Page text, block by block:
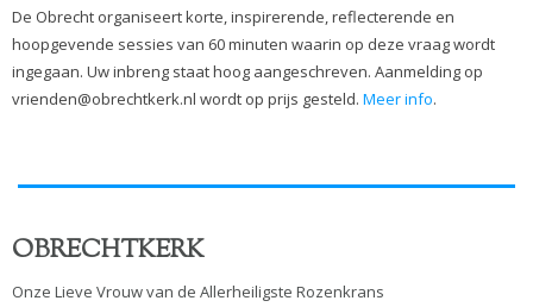
De Obrecht organiseert korte, inspirerende, reflecterende en
hoopgevende sessies van 60 minuten waarin op deze vraag wordt
ingegaan. Uw inbreng staat hoog aangeschreven. Aanmelding op
vrienden@obrechtkerk.nl wordt op prijs gesteld. Meer info.
OBRECHTKERK
Onze Lieve Vrouw van de Allerheiligste Rozenkrans